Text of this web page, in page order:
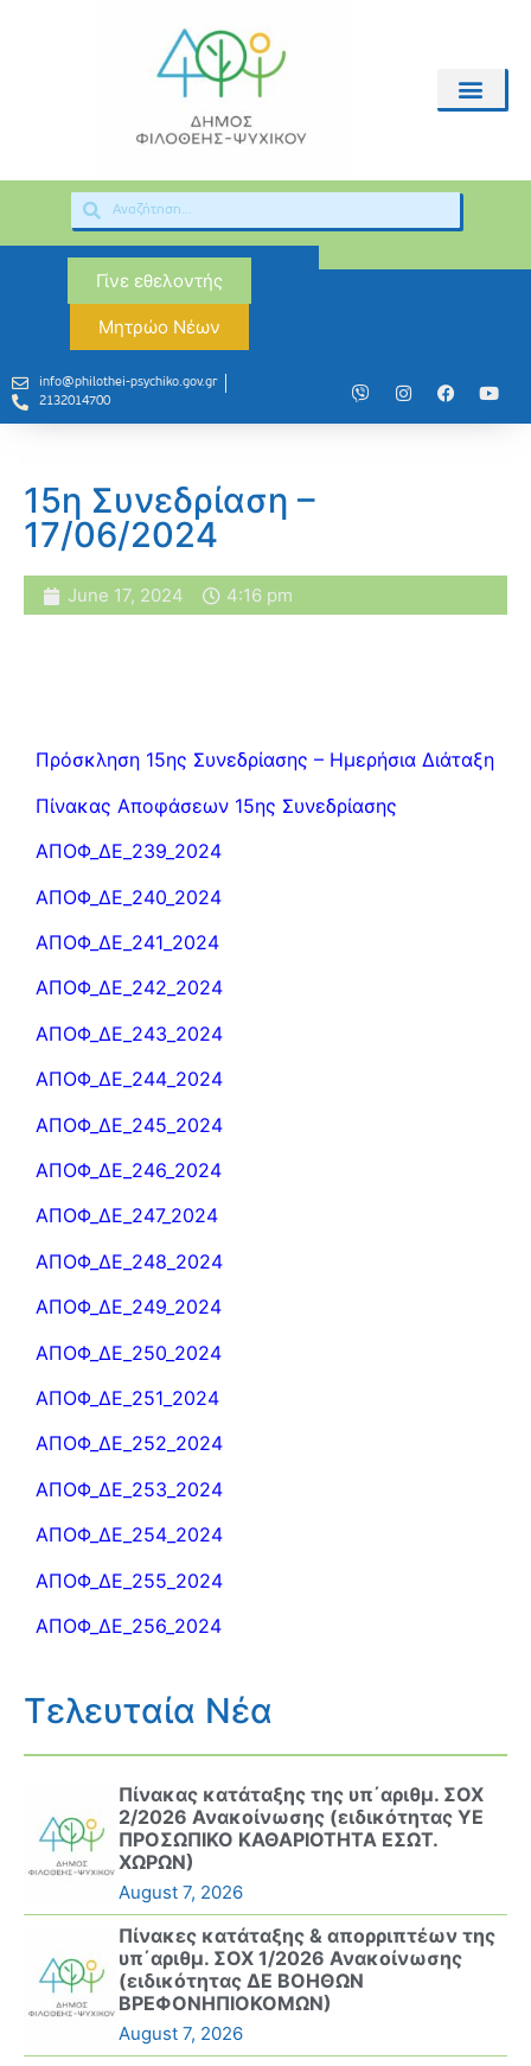
Γίνε εθελοντής
Μητρώο Νέων
info@philothei-psychiko.gov.gr
2132014700
15η Συνεδρίαση –
17/06/2024
June 17, 2024 4:16 pm
Πρόσκληση 15ης Συνεδρίασης – Ημερήσια Διάταξη
Πίνακας Αποφάσεων 15ης Συνεδρίασης
ΑΠΟΦ_ΔΕ_239_2024
ΑΠΟΦ_ΔΕ_240_2024
ΑΠΟΦ_ΔΕ_241_2024
ΑΠΟΦ_ΔΕ_242_2024
ΑΠΟΦ_ΔΕ_243_2024
ΑΠΟΦ_ΔΕ_244_2024
ΑΠΟΦ_ΔΕ_245_2024
ΑΠΟΦ_ΔΕ_246_2024
ΑΠΟΦ_ΔΕ_247_2024
ΑΠΟΦ_ΔΕ_248_2024
ΑΠΟΦ_ΔΕ_249_2024
ΑΠΟΦ_ΔΕ_250_2024
ΑΠΟΦ_ΔΕ_251_2024
ΑΠΟΦ_ΔΕ_252_2024
ΑΠΟΦ_ΔΕ_253_2024
ΑΠΟΦ_ΔΕ_254_2024
ΑΠΟΦ_ΔΕ_255_2024
ΑΠΟΦ_ΔΕ_256_2024
Τελευταία Νέα
Πίνακας κατάταξης της υπ΄αριθμ. ΣΟΧ
2/2026 Ανακοίνωσης (ειδικότητας ΥΕ
ΠΡΟΣΩΠΙΚΟ ΚΑΘΑΡΙΟΤΗΤΑ ΕΣΩΤ.
ΧΩΡΩΝ)
August 7, 2026
Πίνακες κατάταξης & απορριπτέων της
υπ΄αριθμ. ΣΟΧ 1/2026 Ανακοίνωσης
(ειδικότητας ΔΕ ΒΟΗΘΩΝ
ΒΡΕΦΟΝΗΠΙΟΚΟΜΩΝ)
August 7, 2026